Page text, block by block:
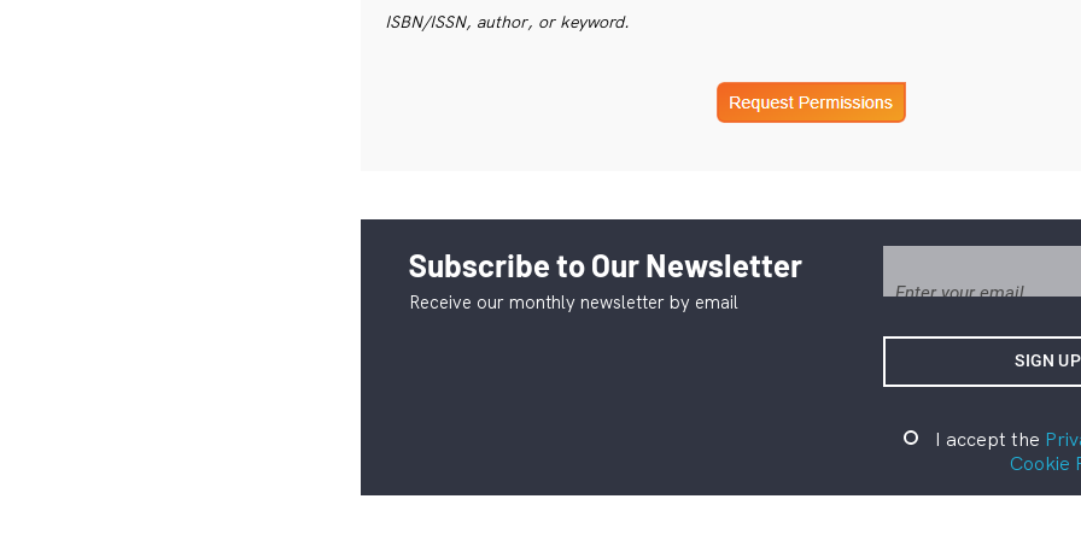
ISBN/ISSN, author, or keyword.
Subscribe to Our Newsletter
Receive our monthly newsletter by email
I accept the
Cookie